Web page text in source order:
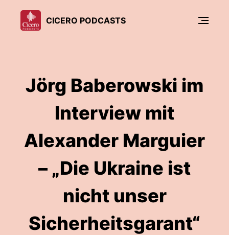
CICERO PODCASTS
Jörg Baberowski im
Interview mit
Alexander Marguier
– „Die Ukraine ist
nicht unser
Sicherheitsgarant“